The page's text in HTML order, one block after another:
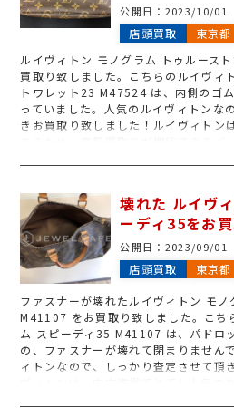
公開日： 2023/10/01
店頭買取 東京都
ルイヴィトン モノグラム トゥルース
買取り致しました。こちらのルイヴィ
トワレット23 M47524 は、内側のゴ
っていました。人気のルイヴィトンな
きお買取り致しました！ルイヴィトン
あるため、高額買取りが期待できる
す！付属品がある場合は一緒にお持
壊れた ルイヴ
ーディ35をお
公開日： 2023/09/01
店頭買取 東京都
ファスナーが壊れたルイヴィトン モノ
M41107 をお買取り致しました。こち
ム スピーディ35 M41107 は、パドロ
の、ファスナーが壊れて閉まりません
ィトンなので、しっかり査定させて頂
ヴィトンは、中古市場でとても人気
できるバッグや財布が多数ございま